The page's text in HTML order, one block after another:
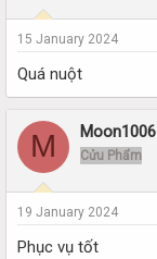
15 January 2024
Quá nuột
M Moon1006
Cửu Phẩm
19 January 2024
Phục vụ tốt